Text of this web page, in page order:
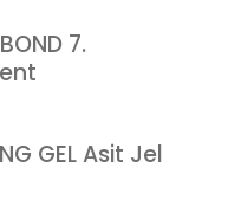
7.
GEL Asit Jel